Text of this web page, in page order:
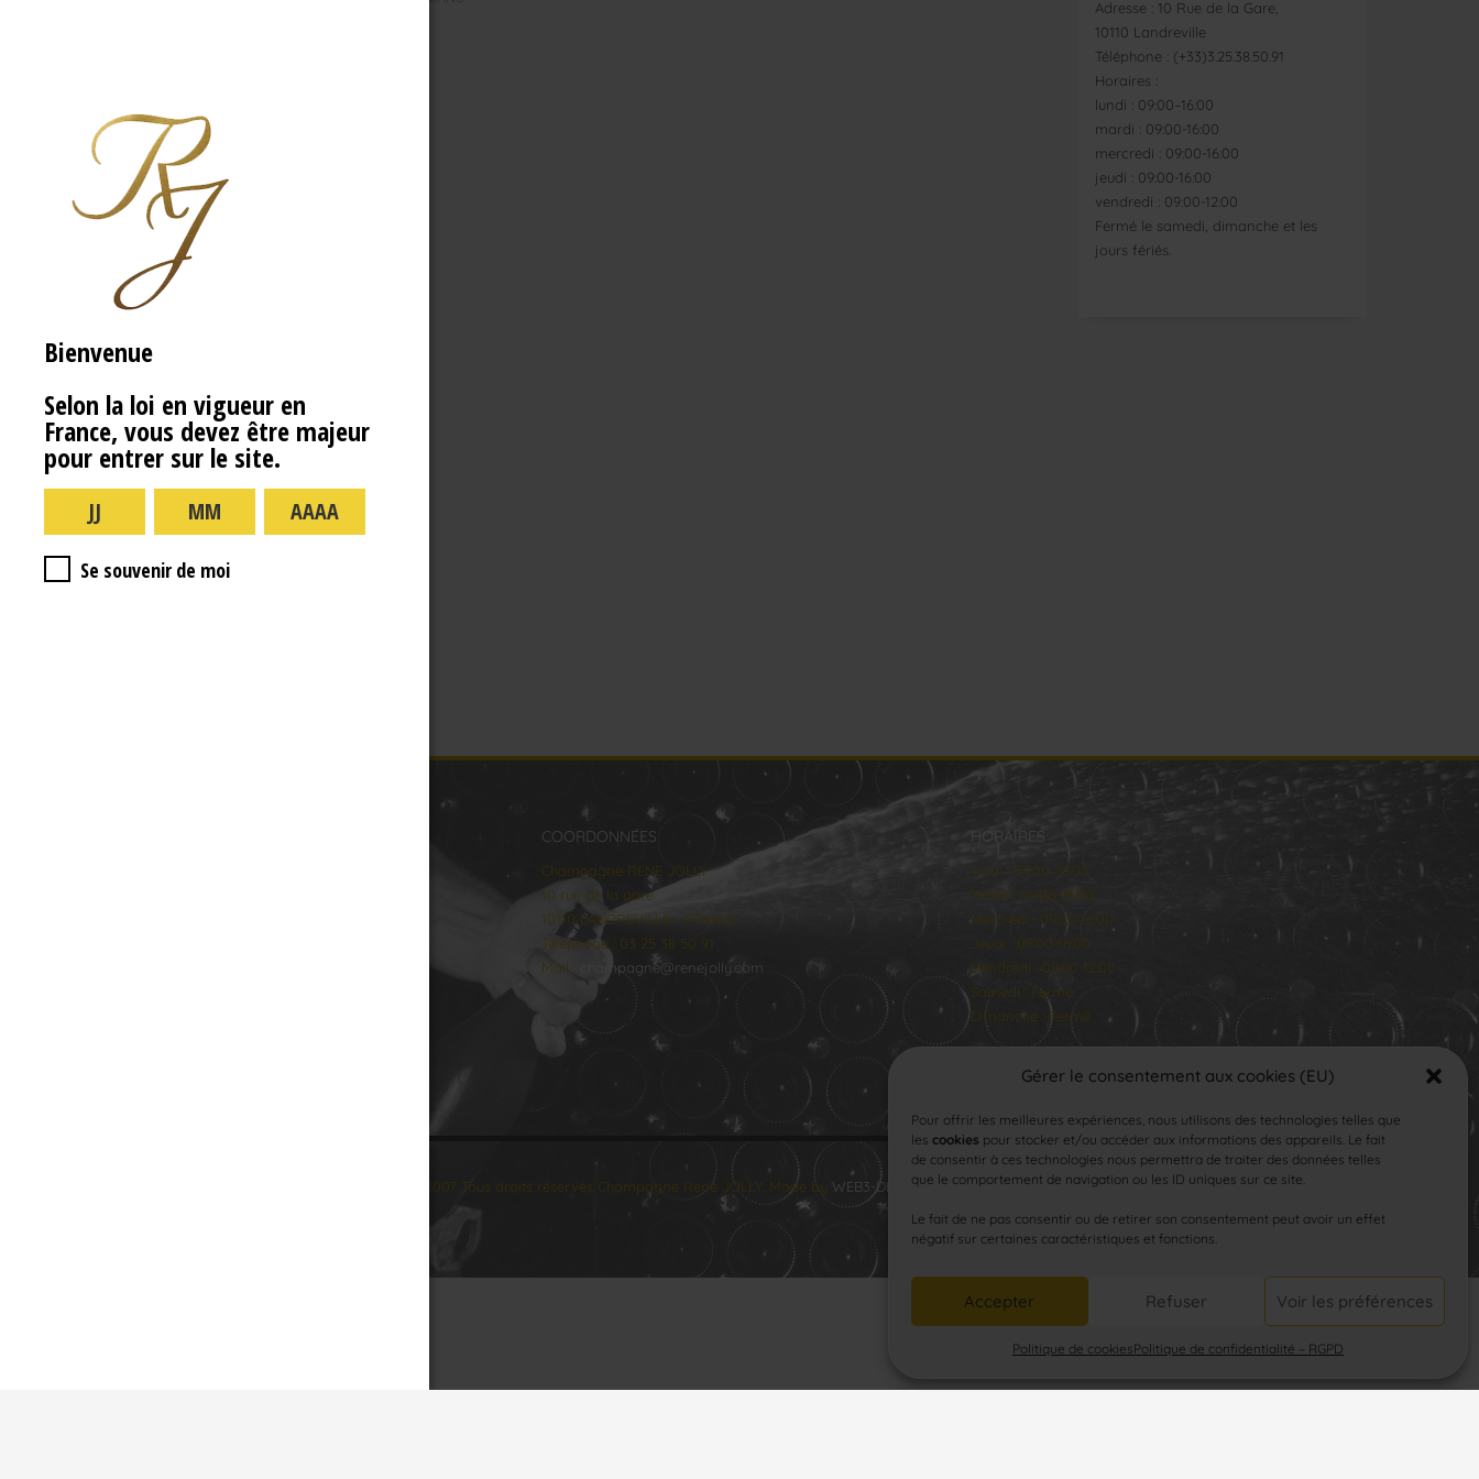
Gérer le consentement aux cookies (EU)
Pour offrir les meilleures expériences, nous utilisons des technologies telles que
les cookies pour stocker et/ou accéder aux informations des appareils. Le fait
de consentir à ces technologies nous permettra de traiter des données telles
que le comportement de navigation ou les ID uniques sur ce site.
Le fait de ne pas consentir ou de retirer son consentement peut avoir un effet
négatif sur certaines caractéristiques et fonctions.
Accepter Refuser Voir les préférences
Politique de cookiesPolitique de confidentialité – RGPD
Adresse : 10 Rue de la Gare,
10110 Landreville
Téléphone : (+33)3.25.38.50.91
Horaires :
lundi : 09:00–16:00
mardi : 09:00-16:00
mercredi : 09:00-16:00
jeudi : 09:00-16:00
vendredi : 09:00-12:00
Fermé le samedi, dimanche et les
jours fériés.
COORDONNÉES
Champagne RENE JOLLY
10 rue de la gare
10110 LANDREVILLE - FRANCE
Téléphone : 03 25 38 50 91
Mail :
champagne@renejolly.com
HORAIRES
lundi : 09:00–16:00
Mardi : 09:00-16:00
Mercredi : 09:00-16:00
Jeudi : 09:00-16:00
Vendredi : 09:00-12:00
Samedi : Fermé
Dimanche : Fermé
© 2007 Tous droits réservés Champagne René JOLLY. Made by WEB3-DESIGN.
Bienvenue
Selon la loi en vigueur en
France, vous devez être majeur
pour entrer sur le site.
Se souvenir de moi